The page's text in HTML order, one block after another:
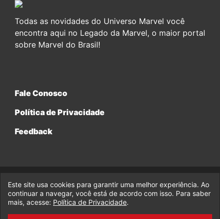
Todas as novidades do Universo Marvel você
encontra aqui no Legado da Marvel, o maior portal
sobre Marvel do Brasil!
Fale Conosco
Política de Privacidade
Feedback
© 2017-2026 Legado da Marvel, uma empresa da Legado
Enterprises.
fabiolobo
Este site usa cookies para garantir uma melhor experiência. Ao
continuar a navegar, você está de acordo com isso. Para saber
mais, acesse: Política de Privacidade.